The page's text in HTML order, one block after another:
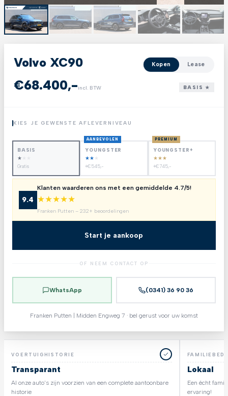
Volvo XC90 Kopen Lease
€68.400,-incl. BTW BASIS ★
KIES JE GEWENSTE AFLEVERNIVEAU
BASIS
★
Gratis
AANBEVOLEN
YOUNGSTER
★★ ★
+€545,-
PREMIUM
YOUNGSTER+
★★★
+€745,-
9.4
Klanten waarderen ons met een gemiddelde 4.7/5!
★★★★★
Franken Putten – 232+ beoordelingen
Start je aankoop
OF NEEM CONTACT OP
WhatsApp (0341) 36 90 36
Franken Putten | Midden Engweg 7 · bel gerust voor uw komst
VOERTUIGHISTORIE
Transparant
Al onze auto's zijn voorzien van een complete aantoonbare
historie
Lokaal
Een écht
ervaring!